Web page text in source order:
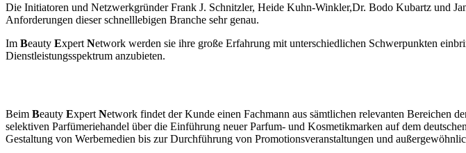
Die Initiatoren und Netzwerkgründer Frank J. Schnitzler, Heide Kuhn-Winkler,Dr. Bodo Kubartz und
Anforderungen dieser schnelllebigen Branche sehr genau.
Im Beauty Expert Network werden sie ihre große Erfahrung mit unterschiedlichen Schwerpunkten
Dienstleistungsspektrum anzubieten.
Beim Beauty Expert Network findet der Kunde einen Fachmann aus sämtlichen relevanten Bereichen
selektiven Parfümeriehandel über die Einführung neuer Parfum- und Kosmetikmarken auf dem
Gestaltung von Werbemedien bis zur Durchführung von Promotionsveranstaltungen und